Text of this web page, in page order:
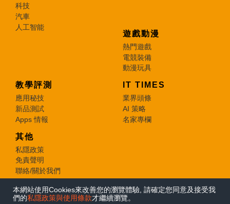
本網站使用Cookies來改善您的瀏覽體驗, 請確定您同意及接受我
們的私隱政策與使用條款才繼續瀏覽。
科技
汽車
人工智能
遊戲動漫
熱門遊戲
電競裝備
動漫玩具
教學評測
應用秘技
新品測試
Apps 情報
IT TIMES
業界頭條
AI 策略
名家專欄
其他
私隱政策
免責聲明
聯絡/關於我們
© 2026 e-zone. All Rights Reserved.